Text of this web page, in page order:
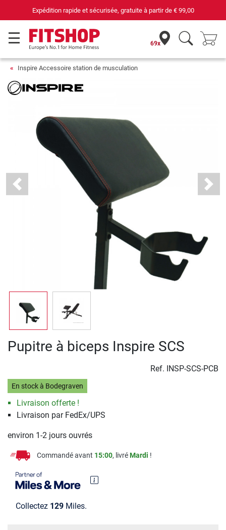
Expédition rapide et sécurisée, gratuite à partir de € 99,00
69x
Inspire Accessoire station de musculation
Previous Next
Pupitre à biceps Inspire SCS
Ref. INSP-SCS-PCB
En stock à Bodegraven
Livraison offerte !
Livraison par FedEx/UPS
environ 1-2 jours ouvrés
Commandé avant 15:00, livréMardi !
Collectez 129 Miles.